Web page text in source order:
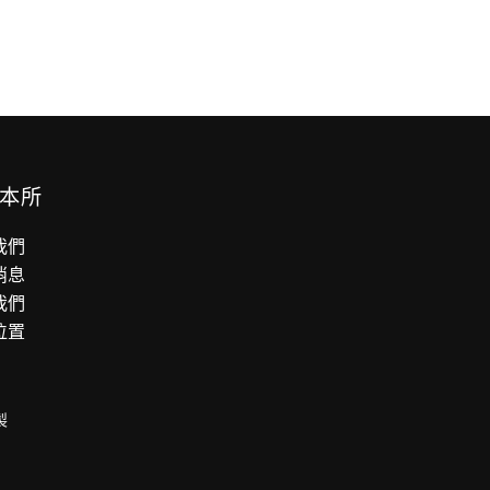
所
們
息
們
置